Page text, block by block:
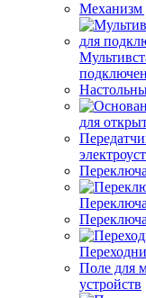
Механизм
для
Поле для
устройств